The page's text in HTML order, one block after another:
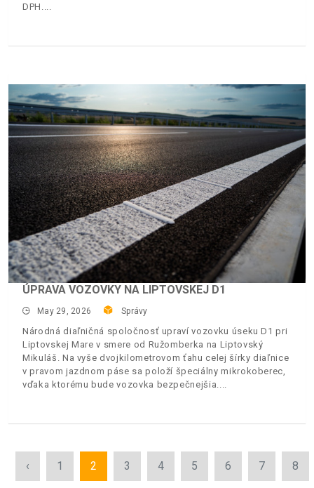
DPH.
ÚPRAVA VOZOVKY NA LIPTOVSKEJ D1
May 29, 2026 Správy
Národná diaľničná spoločnosť upraví vozovku úseku D1 pri
Liptovskej Mare v smere od Ružomberka na Liptovský
Mikuláš. Na vyše dvojkilometrovom ťahu celej šírky diaľnice
v pravom jazdnom páse sa položí špeciálny mikrokoberec,
vďaka ktorému bude vozovka bezpečnejšia.
‹ 1 2 3 4 5 6 7 8